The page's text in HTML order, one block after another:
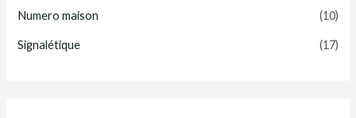
Numero maison (10)
Signalétique (17)